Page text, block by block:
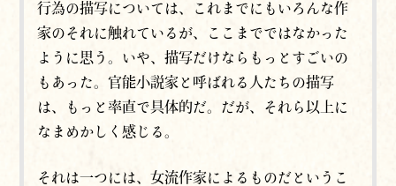
行為の描写については、これまでにもいろんな作
家のそれに触れているが、ここまでではなかった
ように思う。いや、描写だけならもっとすごいの
もあった。官能小説家と呼ばれる人たちの描写
は、もっと率直で具体的だ。だが、それら以上に
なまめかしく感じる。
それは一つには、女流作家によるものだというこ